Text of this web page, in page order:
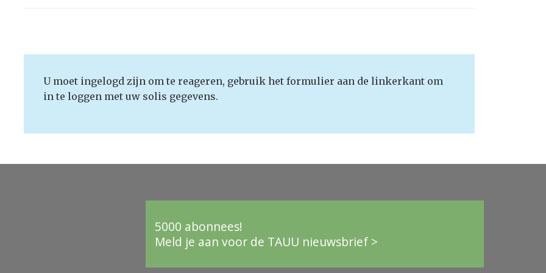
U moet ingelogd zijn om te reageren, gebruik het formulier aan de linkerkant om
in te loggen met uw solis gegevens.
5000 abonnees!
Meld je aan voor de TAUU nieuwsbrief >